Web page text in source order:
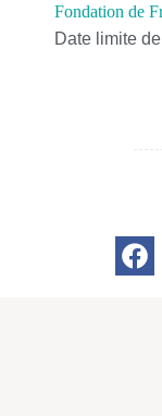
Fondation de
Date limite